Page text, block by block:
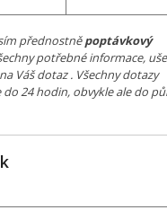
přednostněpoptávkový
potřebné informace,
Váš dotaz . Všechny dotazy
24 hodin, obvykle ale do půl